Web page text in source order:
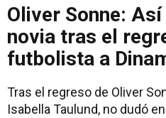
Oliver Sonne:
novia tras el
futbolista a
Tras el regreso de Oliver
Isabella Taulund, no dudó